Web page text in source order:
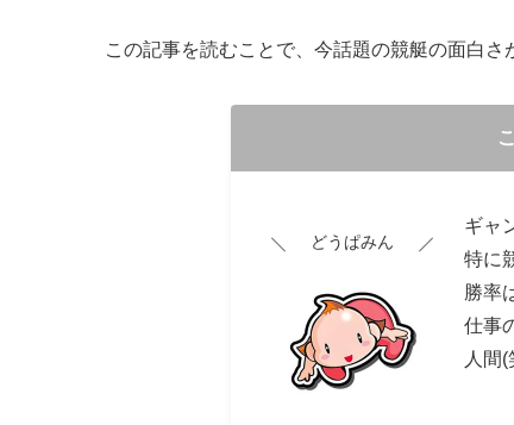
この記事を読むことで、今話題の競艇の面白さ
ギャ
特に
勝率
仕事
人間(
どうぱみん